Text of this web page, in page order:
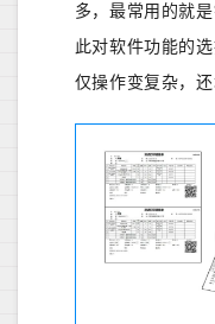
多，最常用的就
此对软件功能的
仅操作变复杂，还